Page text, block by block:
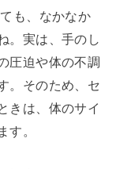
も、なかなか
。実は、手のし
圧迫や体の不調
。そのため、セ
きは、体のサイ
す。